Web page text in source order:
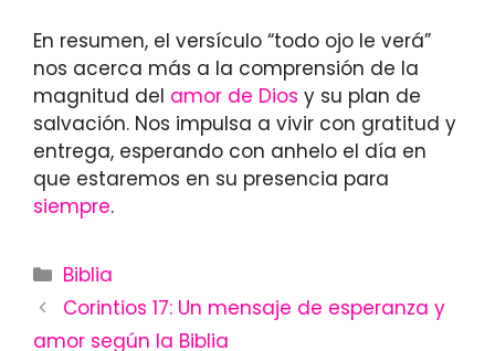
En resumen, el versículo “todo ojo le verá”
nos acerca más a la comprensión de la
magnitud del amor de Dios y su plan de
salvación. Nos impulsa a vivir con gratitud y
entrega, esperando con anhelo el día en
que estaremos en su presencia para
siempre.
Categories
Biblia
Corintios 17: Un mensaje de esperanza y
amor según la Biblia